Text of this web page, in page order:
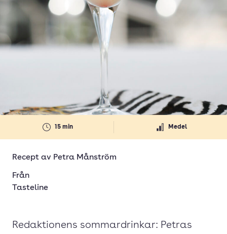
15 min Medel
Recept av Petra Månström
Från
Tasteline
Redaktionens sommardrinkar: Petras